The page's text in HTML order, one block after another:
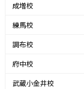
成増校
練馬校
調布校
府中校
武蔵小金井校